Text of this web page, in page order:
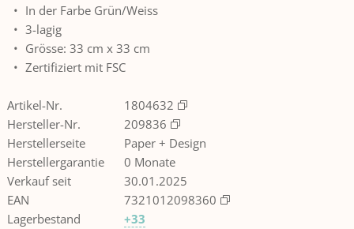
In der Farbe Grün/Weiss
3-lagig
Grösse: 33 cm x 33 cm
Zertifiziert mit FSC
Artikel-Nr.
1804632
Hersteller-Nr.
209836
Herstellerseite
Paper + Design
Herstellergarantie
0 Monate
Verkauf seit
30.01.2025
EAN
7321012098360
Lagerbestand
+33